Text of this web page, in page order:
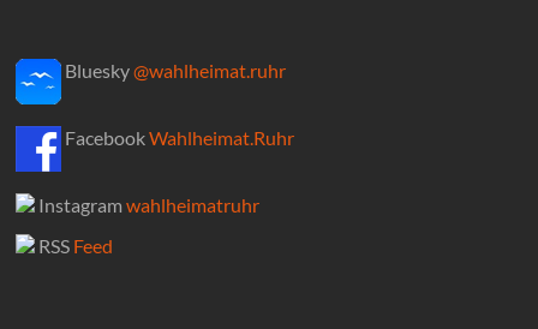
Bluesky@wahlheimat.ruhr
FacebookWahlheimat.Ruhr
Instagramwahlheimatruhr
RSS Feed